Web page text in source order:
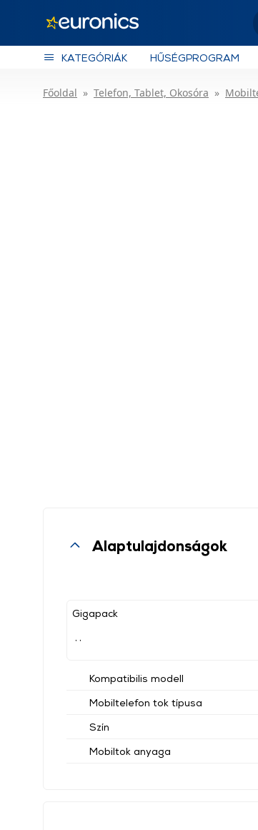
KATEGÓRIÁK HŰSÉGPROGRAM
Főoldal Telefon, Tablet, Okosóra
Alaptulajdonságok
Gigapack
Kompatibilis modell
Mobiltelefon tok típusa
Szín
Mobiltok anyaga